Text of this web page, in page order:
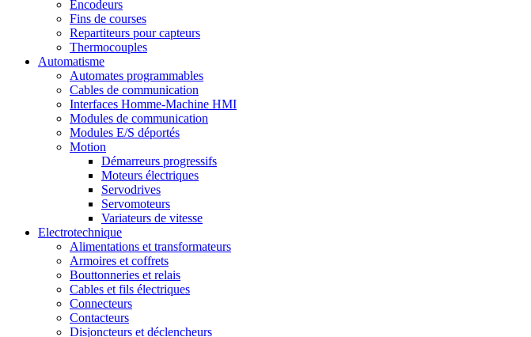
Encodeurs
Fins de courses
Repartiteurs pour capteurs
Thermocouples
Automatisme
Automates programmables
Cables de communication
Interfaces Homme-Machine HMI
Modules de communication
Modules E/S déportés
Motion
Démarreurs progressifs
Moteurs électriques
Servodrives
Servomoteurs
Variateurs de vitesse
Electrotechnique
Alimentations et transformateurs
Armoires et coffrets
Bouttonneries et relais
Cables et fils électriques
Connecteurs
Contacteurs
Disjoncteurs et déclencheurs